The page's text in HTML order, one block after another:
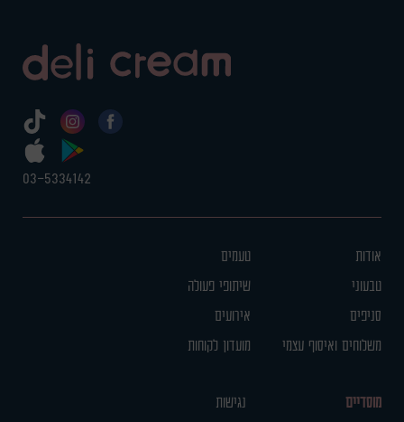
אודות
טבעוני
סניפים
משלוחים ואיסוף עצמי
טעמים
שיתופי פעולה
אירועים
מועדון לקוחות
מוסדיים נגישות
03-5334142